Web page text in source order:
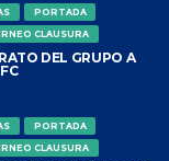
PORTADA
CLAUSURA
DEL GRUPO A
PORTADA
CLAUSURA